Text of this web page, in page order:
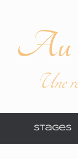
Au
Une
Stages